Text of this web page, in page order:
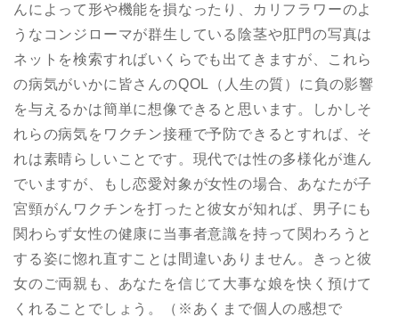
んによって形や機能を損なったり、カリフラワーのよ
うなコンジローマが群生している陰茎や肛門の写真は
ネットを検索すればいくらでも出てきますが、これら
の病気がいかに皆さんのQOL（人生の質）に負の影響
を与えるかは簡単に想像できると思います。しかしそ
れらの病気をワクチン接種で予防できるとすれば、そ
れは素晴らしいことです。現代では性の多様化が進ん
でいますが、もし恋愛対象が女性の場合、あなたが子
宮頸がんワクチンを打ったと彼女が知れば、男子にも
関わらず女性の健康に当事者意識を持って関わろうと
する姿に惚れ直すことは間違いありません。きっと彼
女のご両親も、あなたを信じて大事な娘を快く預けて
くれることでしょう。（※あくまで個人の感想で